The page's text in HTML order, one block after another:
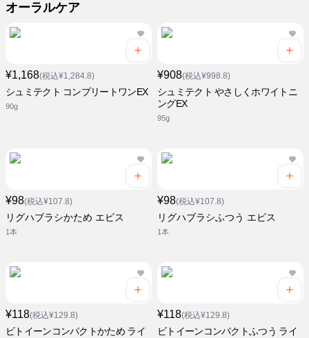
オーラルケア
¥1,168(税込¥1,284.8)
シュミテクト コンプリートワンEX
90g
¥908(税込¥998.8)
シュミテクト やさしくホワイトニ
ングEX
95g
¥98(税込¥107.8)
リグハブラシかため エビス
1本
¥98(税込¥107.8)
リグハブラシふつう エビス
1本
¥118(税込¥129.8)
ビトイーンコンパクトかため ライ
¥118(税込¥129.8)
ビトイーンコンパクトふつう ライ